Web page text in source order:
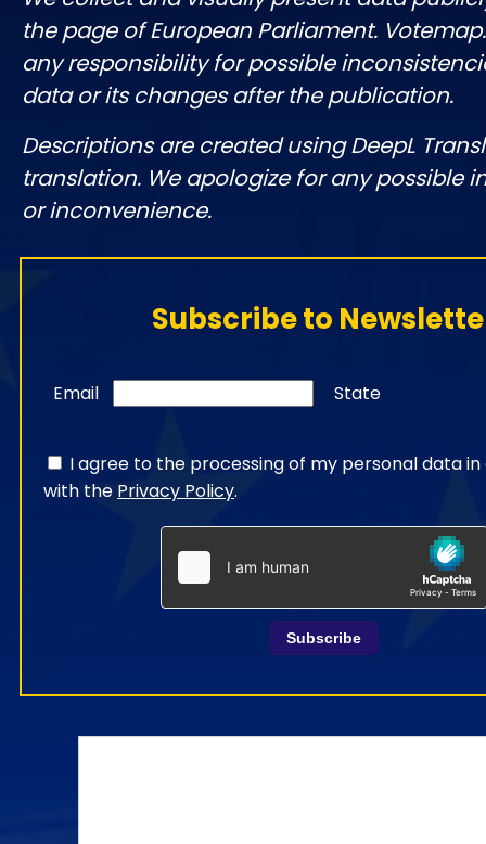
the page of European Parliament.
any responsibility for possible
data or its changes after the publication.
Descriptions are created using DeepL
translation. We apologize for any possible
or inconvenience.
Subscribe to
Email State
I agree to the processing of my personal data
with the Privacy Policy.
Subscribe